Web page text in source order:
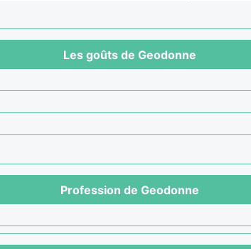
Les goûts de Geodonne
Profession de Geodonne